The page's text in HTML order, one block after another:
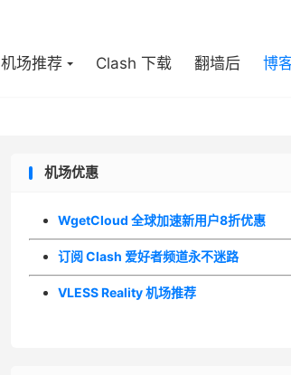
机场推荐 Clash 下载 翻墙后 博
机场优惠
WgetCloud 全球加速新用户8折优惠
订阅 Clash 爱好者频道永不迷路
VLESS Reality 机场推荐